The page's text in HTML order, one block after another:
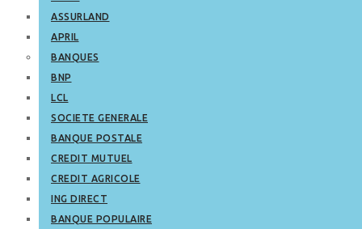
ASSURLAND
APRIL
BANQUES
BNP
LCL
SOCIETE GENERALE
BANQUE POSTALE
CREDIT MUTUEL
CREDIT AGRICOLE
ING DIRECT
BANQUE POPULAIRE